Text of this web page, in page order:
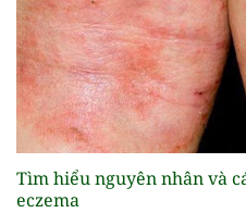
Tìm hiểu nguyên nhân và
eczema